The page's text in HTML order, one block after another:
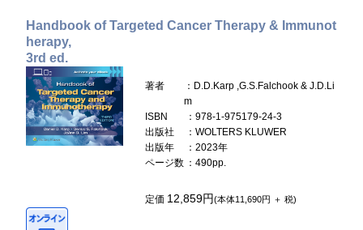
Handbook of Targeted Cancer Therapy & Immunot
herapy,
3rd ed.
著者
：D.D.Karp ,G.S.Falchook & J.D.Li
m
ISBN
：978-1-975179-24-3
出版社
：WOLTERS KLUWER
出版年
：2023年
ページ数 ：490pp.
定価 12,859円(本体11,690円 ＋ 税)